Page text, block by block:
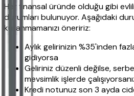
Her finansal üründe olduğu gibi
durumları bulunuyor. Aşağıdaki
kullanmamanızı öneririz:
Aylık gelirinizin %35'inden
gidiyorsa
Geliriniz düzenli değilse,
mevsimlik işlerde
Kredi notunuz son 3 ayda